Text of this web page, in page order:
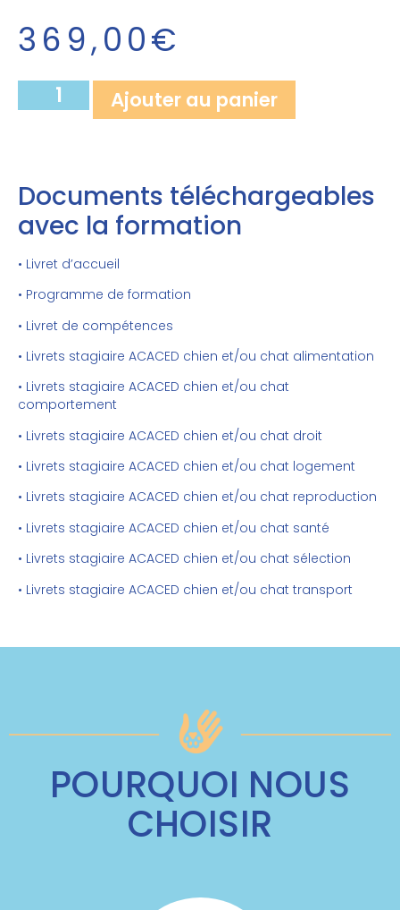
369,00€
Ajouter au panier
Documents téléchargeables
avec la formation
• Livret d’accueil
• Programme de formation
• Livret de compétences
• Livrets stagiaire ACACED chien et/ou chat alimentation
• Livrets stagiaire ACACED chien et/ou chat
comportement
• Livrets stagiaire ACACED chien et/ou chat droit
• Livrets stagiaire ACACED chien et/ou chat logement
• Livrets stagiaire ACACED chien et/ou chat reproduction
• Livrets stagiaire ACACED chien et/ou chat santé
• Livrets stagiaire ACACED chien et/ou chat sélection
• Livrets stagiaire ACACED chien et/ou chat transport
POURQUOI NOUS
CHOISIR